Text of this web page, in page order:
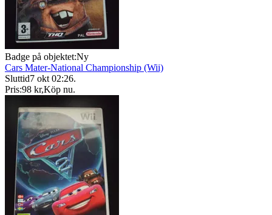
Badge på objektet:Ny
Cars Mater-National Championship (Wii)
Sluttid7 okt 02:26.
Pris:98 kr,Köp nu.